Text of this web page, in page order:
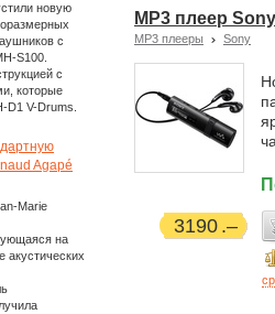
MP3 плеер
MP3 плееры Sony
3190
новую
с
S100.
с
которые
D1 V-Drums.
Agapé
Marie
на
акустических